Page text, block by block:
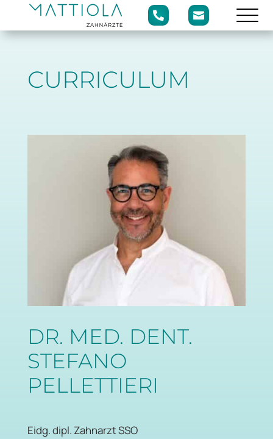
 
CURRICULUM
DR. MED. DENT.
STEFANO
PELLETTIERI
Eidg. dipl. Zahnarzt SSO